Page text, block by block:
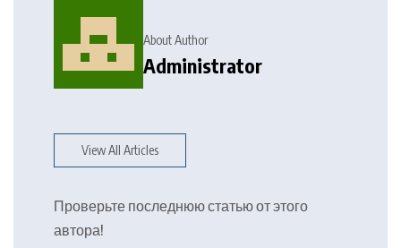
About Author
Administrator
View All Articles
Проверьте последнюю статью от этого
автора!